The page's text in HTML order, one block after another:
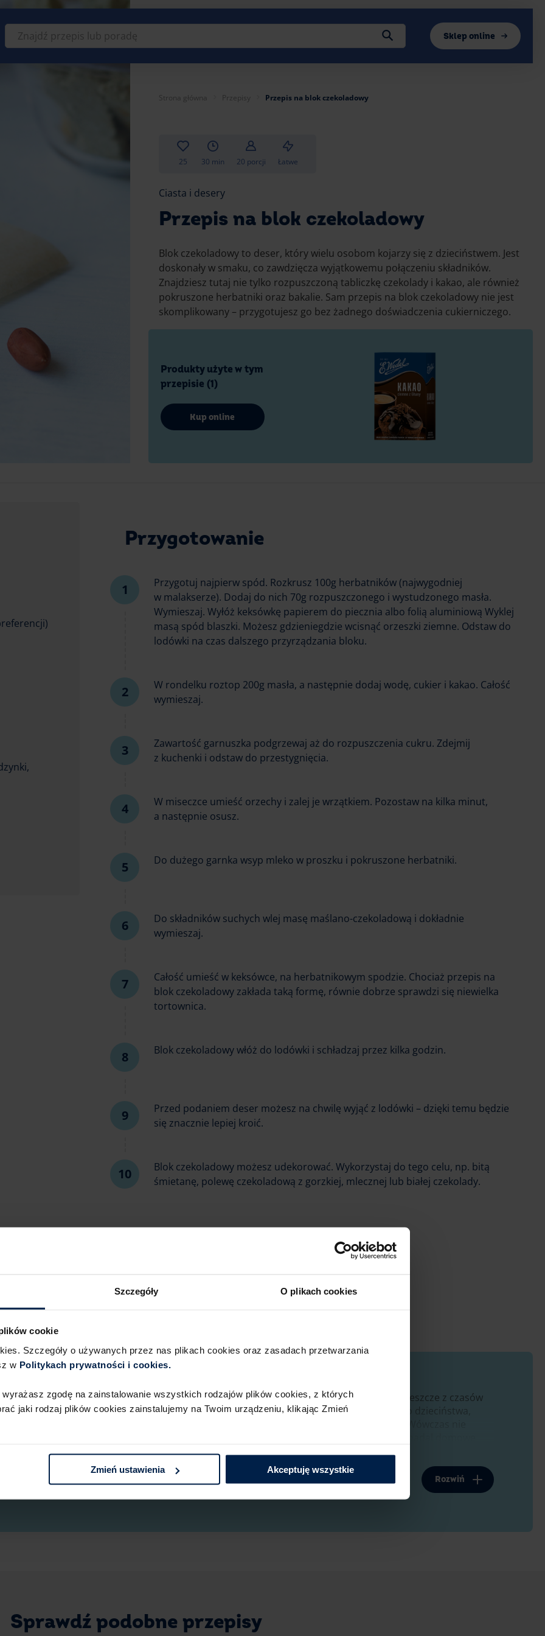
Szczegóły O plikach cookies
cookie
Szczegóły o używanych przez nas plikach cookies oraz zasadach przetwarzania
w Politykach prywatności i cookies.​ ​
zgodę na zainstalowanie wszystkich rodzajów plików cookies,​ z których
jaki rodzaj plików cookies zainstalujemy na Twoim urządzeniu,​ klikając Zmień
Zmień ustawienia Akceptuję wszystkie
Znajdź
przepis
lub
Sklep online
Strona główna Przepisy Przepis na blok czekoladowy
25 30 min 20 porcji Łatwe
Ciasta i desery
Przepis na blok czekoladowy
Blok czekoladowy to deser, który wielu osobom kojarzy się z dzieciństwem. Jest
doskonały w smaku, co zawdzięcza wyjątkowemu połączeniu składników.
Znajdziesz tutaj nie tylko rozpuszczoną tabliczkę czekolady i kakao, ale również
pokruszone herbatniki oraz bakalie. Sam przepis na blok czekoladowy nie jest
skomplikowany – przygotujesz go bez żadnego doświadczenia cukierniczego.
Produkty użyte w tym
przepisie (1)
Kup online
Przygotowanie
Przygotuj najpierw spód. Rozkrusz 100g herbatników (najwygodniej
w malakserze). Dodaj do nich 70g rozpuszczonego i wystudzonego masła.
Wymieszaj. Wyłóż keksówkę papierem do piecznia albo folią aluminiową Wyklej
masą spód blaszki. Możesz gdzieniegdzie wcisnąć orzeszki ziemne. Odstaw do
lodówki na czas dalszego przyrządzania bloku.
W rondelku roztop 200g masła, a następnie dodaj wodę, cukier i kakao. Całość
wymieszaj.
Zawartość garnuszka podgrzewaj aż do rozpuszczenia cukru. Zdejmij
z kuchenki i odstaw do przestygnięcia.
W miseczce umieść orzechy i zalej je wrzątkiem. Pozostaw na kilka minut,
a następnie osusz.
Do dużego garnka wsyp mleko w proszku i pokruszone herbatniki.
Do składników suchych wlej masę maślano-czekoladową i dokładnie
wymieszaj.
Całość umieść w keksówce, na herbatnikowym spodzie. Chociaż przepis na
blok czekoladowy zakłada taką formę, równie dobrze sprawdzi się niewielka
tortownica.
Blok czekoladowy włóż do lodówki i schładzaj przez kilka godzin.
Przed podaniem deser możesz na chwilę wyjąć z lodówki – dzięki temu będzie
się znacznie lepiej kroić.
Blok czekoladowy możesz udekorować. Wykorzystaj do tego celu, np. bitą
śmietanę, polewę czekoladową z gorzkiej, mlecznej lub białej czekolady.
Poleć go innym
Mówi się, że przepis na blok z czekolady z dodatkiem bakalii pochodzi jeszcze z czasów
PRL. Dlatego dla wielu osób stanowi niejako podróż do przeszłości – do dzieciństwa,
słodkości cieszą się dużą popularnością.
Blok czekoladowy przywołuje miłe wspomnienia i dobre skojarzenia. Poza tym jest
niezwykle smaczny, ale jednocześnie bardzo sycący. Dzięki temu już jeden kawałek
Poniżej znajdziesz przepis na blok czekoladowy z lekko egzotyczną nutą. To zasługa
Rozwiń
Sprawdź podobne przepisy